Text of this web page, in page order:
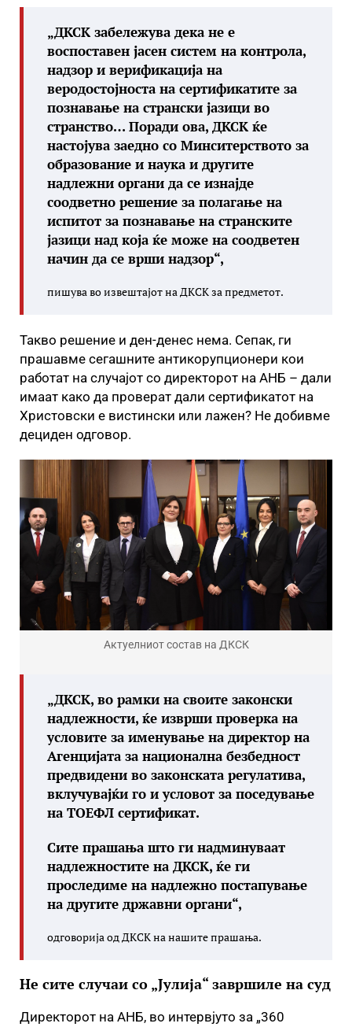
„ДКСК забележува дека не е
воспоставен јасен систем на контрола,
надзор и верификација на
веродостојноста на сертификатите за
познавање на странски јазици во
странство… Поради ова, ДКСК ќе
настојува заедно со Минситерството за
образование и наука и другите
надлежни органи да се изнајде
соодветно решение за полагање на
испитот за познавање на странските
јазици над која ќе може на соодветен
начин да се врши надзор“,
пишува во извештајот на ДКСК за предметот.
Такво решение и ден-денес нема. Сепак, ги
прашавме сегашните антикорупционери кои
работат на случајот со директорот на АНБ – дали
имаат како да проверат дали сертификатот на
Христовски е вистински или лажен? Не добивме
дециден одговор.
Актуелниот состав на ДКСК
„ДКСК, во рамки на своите законски
надлежности, ќе изврши проверка на
условите за именување на директор на
Агенцијата за национална безбедност
предвидени во законската регулатива,
вклучувајќи го и условот за поседување
на ТОЕФЛ сертификат.
Сите прашања што ги надминуваат
надлежностите на ДКСК, ќе ги
проследиме на надлежно постапување
на другите државни органи“,
одговорија од ДКСК на нашите прашања.
Не сите случаи со „Јулија“ завршиле на суд
Директорот на АНБ, во интервјуто за „360